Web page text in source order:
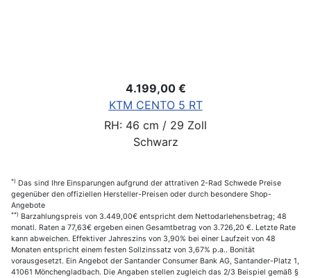
4.199,00 €
KTM CENTO 5 RT
RH: 46 cm / 29 Zoll
Schwarz
*) Das sind Ihre Einsparungen aufgrund der attrativen 2-Rad Schwede Preise
gegenüber den offiziellen Hersteller-Preisen oder durch besondere Shop-
Angebote
**) Barzahlungspreis von 3.449,00€ entspricht dem Nettodarlehensbetrag; 48
monatl. Raten a 77,63€ ergeben einen Gesamtbetrag von 3.726,20 €. Letzte Rate
kann abweichen. Effektiver Jahreszins von 3,90% bei einer Laufzeit von 48
Monaten entspricht einem festen Sollzinssatz von 3,67% p.a.. Bonität
vorausgesetzt. Ein Angebot der Santander Consumer Bank AG, Santander-Platz 1,
41061 Mönchengladbach. Die Angaben stellen zugleich das 2/3 Beispiel gemäß §